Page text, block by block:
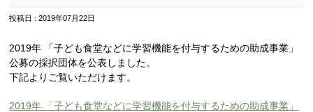
投稿日 : 2019年07月22日
2019年 「子ども食堂などに学習機能を付与するための助成事業」
公募の採択団体を公表しました。
下記よりご覧いただけます。
2019年 「子ども食堂などに学習機能を付与するための助成事業」